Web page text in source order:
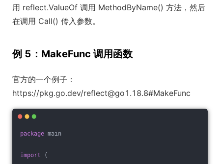
用 reflect.ValueOf 调用 MethodByName() 方法，然后
在调用 Call() 传入参数。
例 5：MakeFunc 调用函数
官方的一个例子：
https://pkg.go.dev/reflect@go1.18.8#MakeFunc
package main
import (